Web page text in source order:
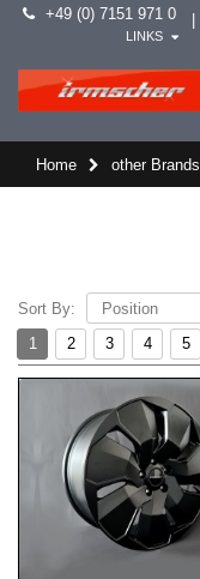
+49 (0) 7151 971 0
LINKS
Home other Brands
Sort By:
1
2 3 4 5